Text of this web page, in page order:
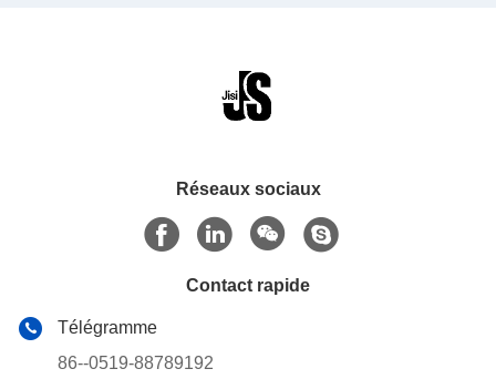
Réseaux sociaux
Contact rapide
Télégramme
86--0519-88789192